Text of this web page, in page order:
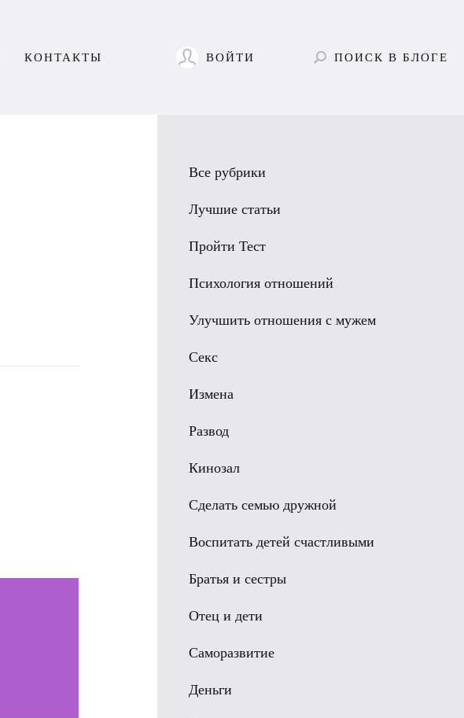
КОНТАКТЫ ВОЙТИ ПОИСК В БЛОГЕ
Все рубрики
Лучшие статьи
Пройти Тест
Психология отношений
Улучшить отношения с мужем
Секс
Измена
Развод
Кинозал
Сделать семью дружной
Воспитать детей счастливыми
Братья и сестры
Отец и дети
Саморазвитие
Деньги